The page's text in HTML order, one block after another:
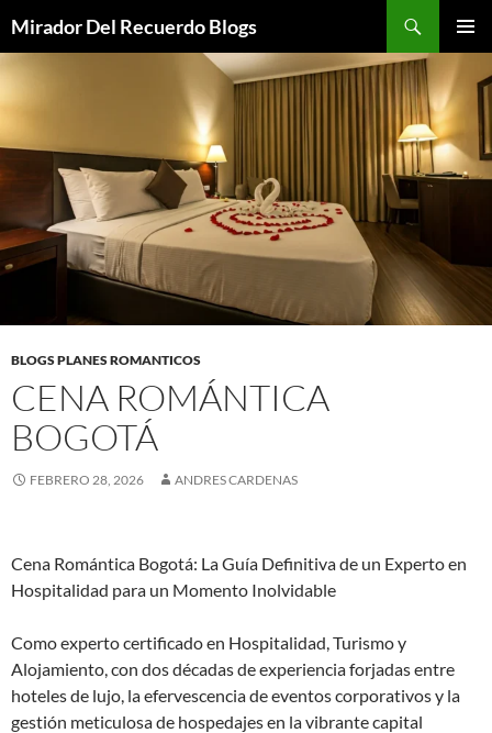
Mirador Del Recuerdo Blogs
BLOGS PLANES ROMANTICOS
CENA ROMÁNTICA
BOGOTÁ
FEBRERO 28, 2026 ANDRES CARDENAS
Cena Romántica Bogotá: La Guía Definitiva de un Experto en
Hospitalidad para un Momento Inolvidable
Como experto certificado en Hospitalidad, Turismo y
Alojamiento, con dos décadas de experiencia forjadas entre
hoteles de lujo, la efervescencia de eventos corporativos y la
gestión meticulosa de hospedajes en la vibrante capital